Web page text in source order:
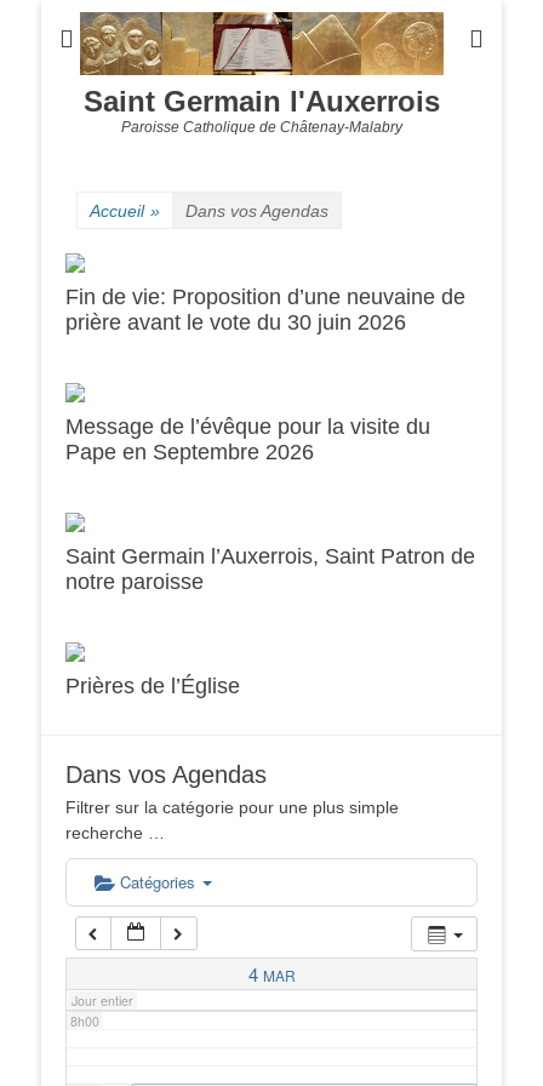
Saint Germain l'Auxerrois
Paroisse Catholique de Châtenay-Malabry
Accueil » Dans vos Agendas
Fin de vie: Proposition d’une neuvaine de
prière avant le vote du 30 juin 2026
Message de l’évêque pour la visite du
Pape en Septembre 2026
Saint Germain l’Auxerrois, Saint Patron de
notre paroisse
Prières de l’Église
Dans vos Agendas
Filtrer sur la catégorie pour une plus simple
recherche …
Catégories
4 MAR
Jour entier
0h00
1h00
2h00
3h00
5h00
6h00
7h00
8h00